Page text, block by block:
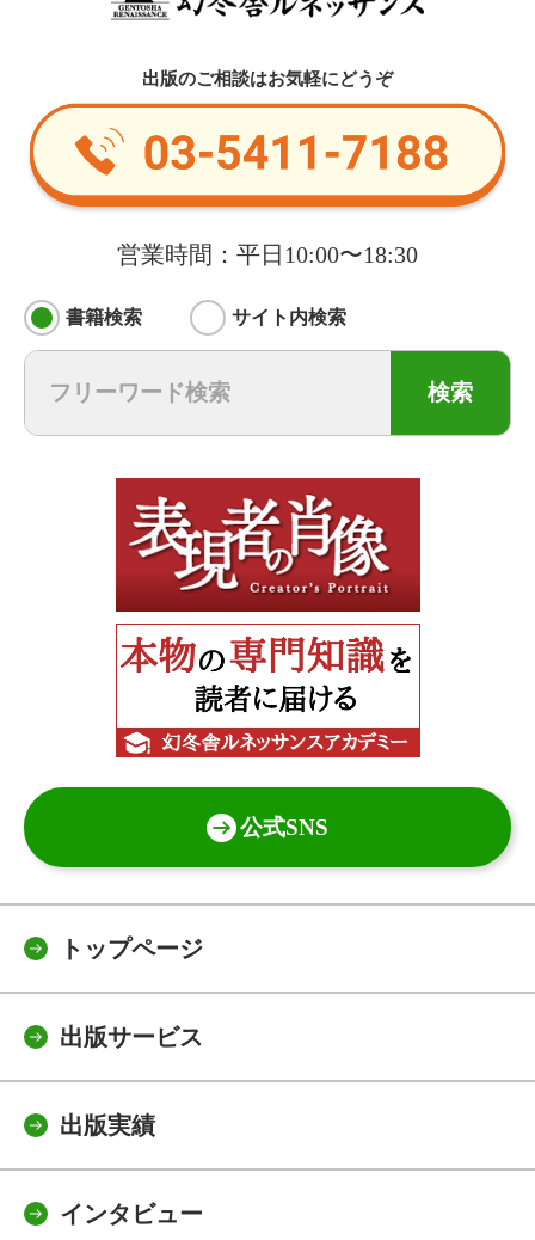
出版のご相談はお気軽にどうぞ
営業時間：平日10:00〜18:30
書籍検索 サイト内検索
検索
公式SNS
トップページ
出版サービス
出版実績
インタビュー